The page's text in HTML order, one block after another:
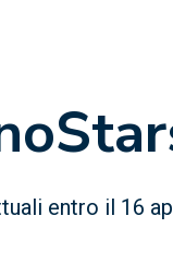
entro il 16